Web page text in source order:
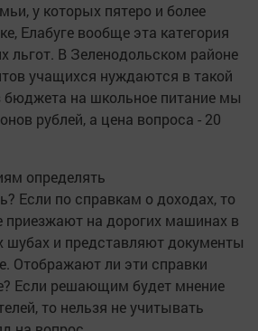
у которых пятеро и более
Елабуге вообще эта категория
льгот. В Зеленодольском районе
учащихся нуждаются в такой
на школьное питание мы
рублей, а цена вопроса - 20
определять
Если по справкам о доходах, то
на дорогих машинах в
и представляют документы
Отображают ли эти справки
Если решающим будет мнение
то нельзя не учитывать